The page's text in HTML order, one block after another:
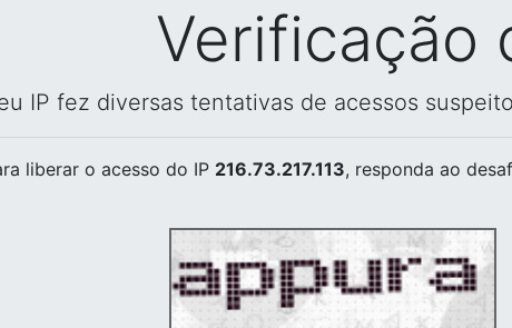
Verificação
IP fez diversas tentativas de acessos
liberar o acesso do IP 216.73.217.113, responda ao